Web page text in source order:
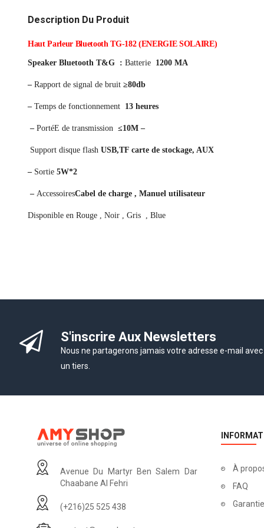
Description Du Produit
Haut Parleur Bluetooth TG-182 (ENERGIE SOLAIRE)
Speaker Bluetooth T&G :Batterie 1200 MA
–Rapport de signal de bruit ≥80db
– Temps de fonctionnement 13 heures
–PortéE de transmission ≤10M –
Support disque flash USB,TF carte de stockage, AUX
– Sortie 5W*2
– AccessoiresCabel de charge , Manuel utilisateur
Disponible en Rouge , Noir , Gris , Blue
S'inscrire Aux Newsletters
Nous ne partagerons jamais votre adresse e-mail avec
un tiers.
Avenue Du Martyr Ben Salem Dar
Chaabane Al Fehri
(+216)25 525 438
À
FAQ